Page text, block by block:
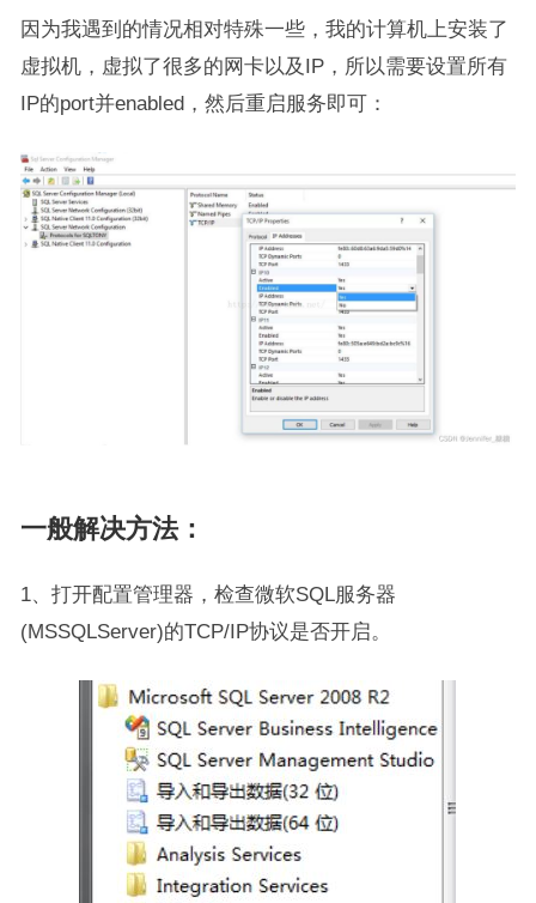
因为我遇到的情况相对特殊一些，我的计算机上安装了
虚拟机，虚拟了很多的网卡以及IP，所以需要设置所有
IP的port并enabled，然后重启服务即可：
一般解决方法：
1、打开配置管理器，检查微软SQL服务器
(MSSQLServer)的TCP/IP协议是否开启。